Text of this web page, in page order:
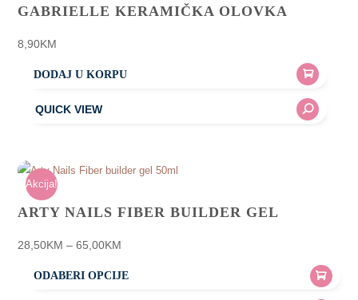
GABRIELLE KERAMIČKA OLOVKA
8,90KM
DODAJ U KORPU
Akcija!
ARTY NAILS FIBER BUILDER GEL
28,50KM – 65,00KM
ODABERI OPCIJE